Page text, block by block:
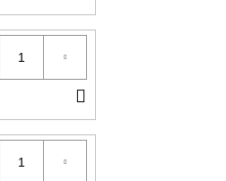
KOŠÍKU
KOŠÍKU